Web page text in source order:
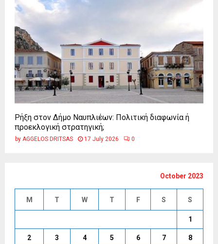
Ρήξη στον Δήμο Ναυπλιέων: Πολιτική διαφωνία ή
προεκλογική στρατηγική;
by AGGELOS DRITSAS 17 July 2026 0
October 2023
M T W T F S S
1
2 3 4 5 6 7 8